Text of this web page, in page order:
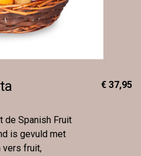
de Spanish Fruit
is gevuld met
vers fruit,
€ 37,95